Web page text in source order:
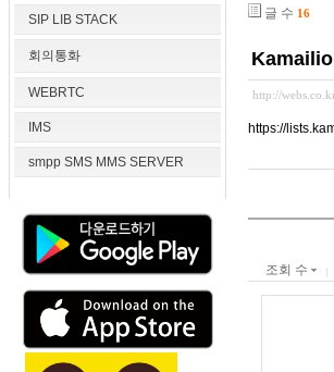
SIP LIB STACK
회의통화
WEBRTC
IMS
smpp SMS MMS SERVER
글 수 16
http://
https://
조회 수